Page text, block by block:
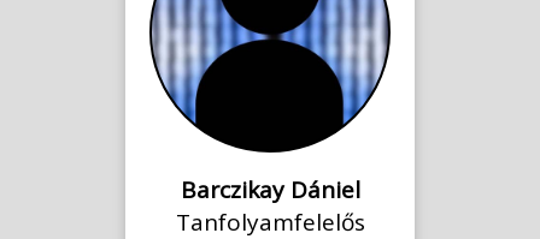
Barczikay Dániel
Tanfolyamfelelős